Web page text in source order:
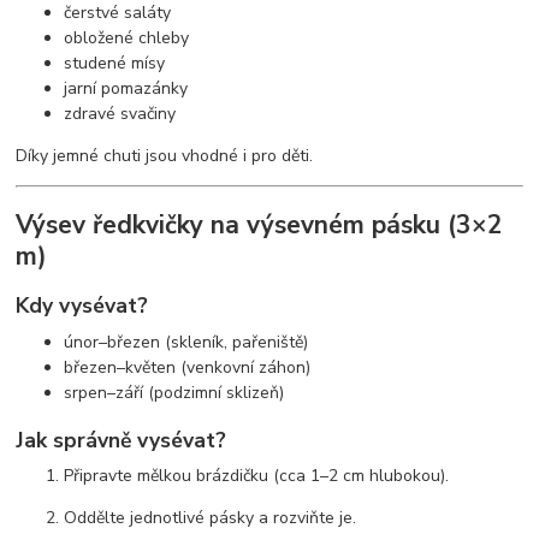
čerstvé saláty
obložené chleby
studené mísy
jarní pomazánky
zdravé svačiny
Díky jemné chuti jsou vhodné i pro děti.
Výsev ředkvičky na výsevném pásku (3×2
m)
Kdy vysévat?
únor–březen (skleník, pařeniště)
březen–květen (venkovní záhon)
srpen–září (podzimní sklizeň)
Jak správně vysévat?
Připravte mělkou brázdičku (cca 1–2 cm hlubokou).
Oddělte jednotlivé pásky a rozviňte je.